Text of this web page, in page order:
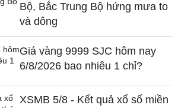
Bộ, Bắc Trung Bộ hứng mưa to
và dông
Giá vàng 9999 SJC hôm nay
6/8/2026 bao nhiêu 1 chỉ?
XSMB 5/8 - Kết quả xổ số miền